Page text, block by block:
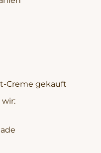
Creme gekauft